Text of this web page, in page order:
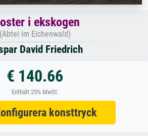
i ekskogen
(Abtei im Eichenwald)
David Friedrich
€ 140.66
Enthält 25% MwSt.
konsttryck